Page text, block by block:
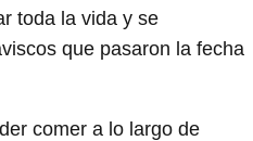
toda la vida y se
que pasaron la fecha
comer a lo largo de